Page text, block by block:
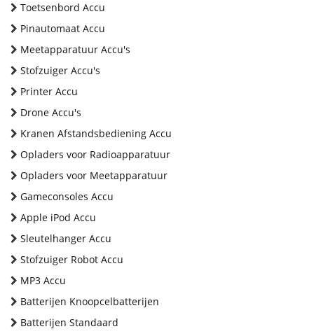
Toetsenbord Accu
Pinautomaat Accu
Meetapparatuur Accu's
Stofzuiger Accu's
Printer Accu
Drone Accu's
Kranen Afstandsbediening Accu
Opladers voor Radioapparatuur
Opladers voor Meetapparatuur
Gameconsoles Accu
Apple iPod Accu
Sleutelhanger Accu
Stofzuiger Robot Accu
MP3 Accu
Batterijen Knoopcelbatterijen
Batterijen Standaard